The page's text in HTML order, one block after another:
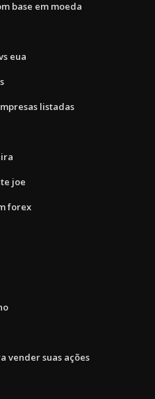
base em moeda
eua
listadas
joe
forex
vender suas ações